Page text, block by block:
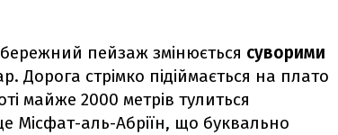
пейзаж змінюється суворими
Дорога стрімко підіймається на плато
майже 2000 метрів тулиться
Місфат-аль-Абріїн, що буквально